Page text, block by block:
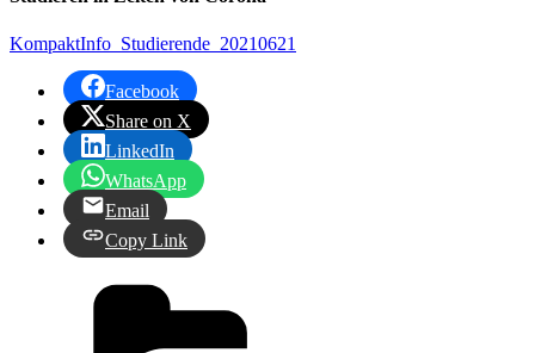
KompaktInfo_Studierende_20210621
Facebook
Share on X
LinkedIn
WhatsApp
Email
Copy Link